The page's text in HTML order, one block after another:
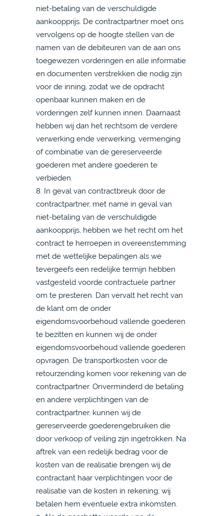
niet-betaling van de verschuldigde
aankoopprijs. De contractpartner moet ons
vervolgens op de hoogte stellen van de
namen van de debiteuren van de aan ons
toegewezen vorderingen en alle informatie
en documenten verstrekken die nodig zijn
voor de inning, zodat we de opdracht
openbaar kunnen maken en de
vorderingen zelf kunnen innen. Daarnaast
hebben wij dan het rechtsom de verdere
verwerking ende verwerking, vermenging
of combinatie van de gereserveerde
goederen met andere goederen te
verbieden.
8. In geval van contractbreuk door de
contractpartner, met name in geval van
niet-betaling van de verschuldigde
aankoopprijs, hebben we het recht om het
contract te herroepen in overeenstemming
met de wettelijke bepalingen als we
tevergeefs een redelijke termijn hebben
vastgesteld voorde contractuele partner
om te presteren. Dan vervalt het recht van
de klant om de onder
eigendomsvoorbehoud vallende goederen
te bezitten en kunnen wij de onder
eigendomsvoorbehoud vallende goederen
opvragen. De transportkosten voor de
retourzending komen voor rekening van de
contractpartner. Onverminderd de betaling
en andere verplichtingen van de
contractpartner, kunnen wij de
gereserveerde goederengebruiken die
door verkoop of veiling zijn ingetrokken. Na
aftrek van een redelijk bedrag voor de
kosten van de realisatie brengen wij de
contractant haar verplichtingen voor de
realisatie van de kosten in rekening; wij
betalen hem eventuele extra inkomsten.